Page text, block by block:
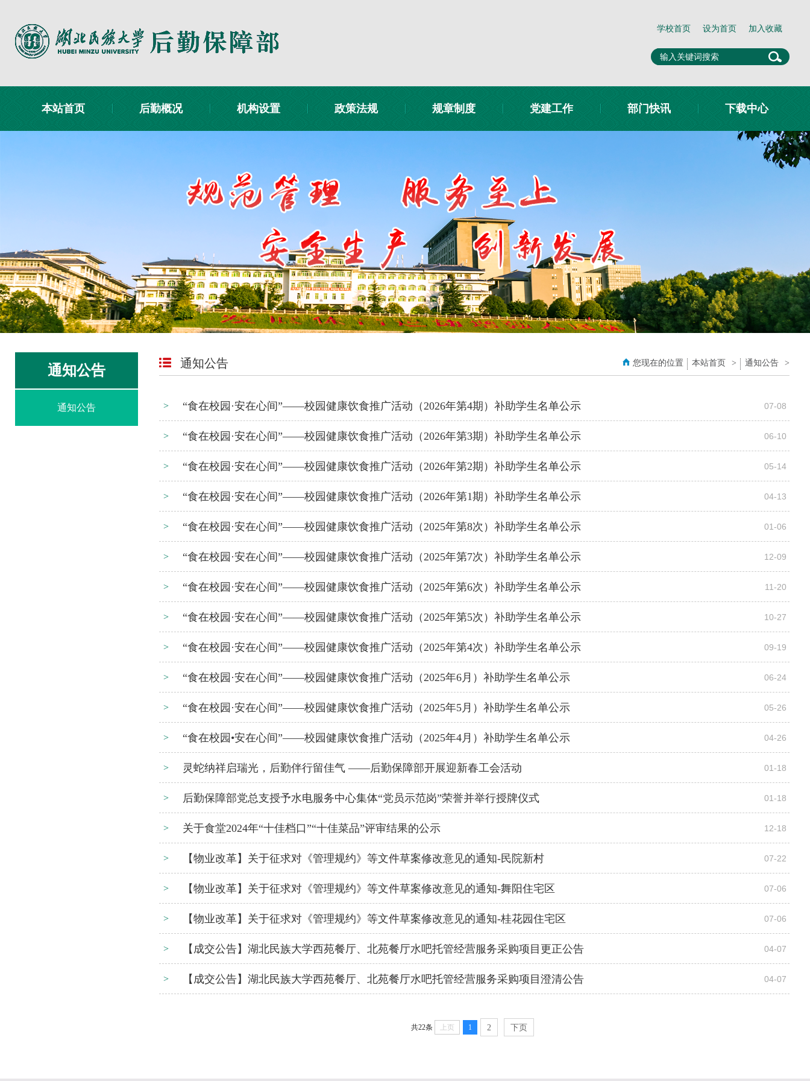
学校首页 设为首页 加入收藏
本站首页 后勤概况 机构设置 政策法规 规章制度 党建工作 部门快讯 下载中心
通知公告
通知公告
通知公告 您现在的位置 本站首页 > 通知公告 >
> “食在校园·安在心间”——校园健康饮食推广活动（2026年第4期）补助学生名单公示 07-08
> “食在校园·安在心间”——校园健康饮食推广活动（2026年第3期）补助学生名单公示 06-10
> “食在校园·安在心间”——校园健康饮食推广活动（2026年第2期）补助学生名单公示 05-14
> “食在校园·安在心间”——校园健康饮食推广活动（2026年第1期）补助学生名单公示 04-13
> “食在校园·安在心间”——校园健康饮食推广活动（2025年第8次）补助学生名单公示 01-06
> “食在校园·安在心间”——校园健康饮食推广活动（2025年第7次）补助学生名单公示 12-09
> “食在校园·安在心间”——校园健康饮食推广活动（2025年第6次）补助学生名单公示 11-20
> “食在校园·安在心间”——校园健康饮食推广活动（2025年第5次）补助学生名单公示 10-27
> “食在校园·安在心间”——校园健康饮食推广活动（2025年第4次）补助学生名单公示 09-19
> “食在校园·安在心间”——校园健康饮食推广活动（2025年6月）补助学生名单公示 06-24
> “食在校园·安在心间”——校园健康饮食推广活动（2025年5月）补助学生名单公示 05-26
> “食在校园•安在心间”——校园健康饮食推广活动（2025年4月）补助学生名单公示 04-26
> 灵蛇纳祥启瑞光，后勤伴行留佳气 ——后勤保障部开展迎新春工会活动 01-18
> 后勤保障部党总支授予水电服务中心集体“党员示范岗”荣誉并举行授牌仪式 01-18
> 关于食堂2024年“十佳档口”“十佳菜品”评审结果的公示 12-18
> 【物业改革】关于征求对《管理规约》等文件草案修改意见的通知-民院新村 07-22
> 【物业改革】关于征求对《管理规约》等文件草案修改意见的通知-舞阳住宅区 07-06
> 【物业改革】关于征求对《管理规约》等文件草案修改意见的通知-桂花园住宅区 07-06
> 【成交公告】湖北民族大学西苑餐厅、北苑餐厅水吧托管经营服务采购项目更正公告 04-07
> 【成交公告】湖北民族大学西苑餐厅、北苑餐厅水吧托管经营服务采购项目澄清公告 04-07
共22条 上页 1 2 下页